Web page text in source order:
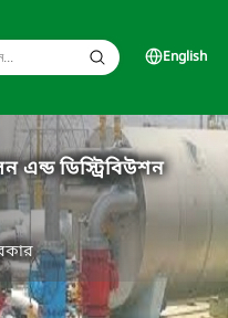
English
এন্ড ডিস্ট্রিবিউশন